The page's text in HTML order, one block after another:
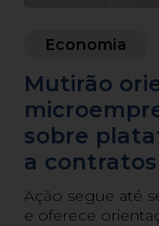
Economia
Mutirão
sobre
a
Ação segue até
e oferece